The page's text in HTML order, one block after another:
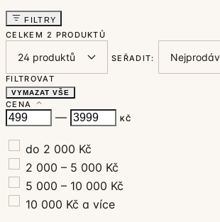
FILTRY
CELKEM 2 PRODUKTŮ
SEŘADIT:
FILTROVAT
VYMAZAT VŠE
CENA
— KČ
do 2 000 Kč
2 000 – 5 000 Kč
5 000 – 10 000 Kč
10 000 Kč a více